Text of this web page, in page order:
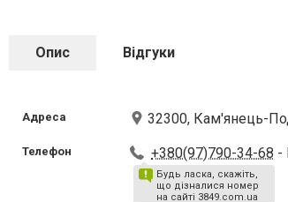
Опис Відгуки
Адреса 32300, Кам'янець-
Телефон +380(97)790-34-68 -
Будь ласка, скажіть,
що дізналися номер
на сайті 3849.com.ua